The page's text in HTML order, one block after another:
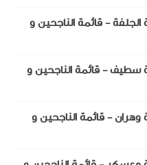
الاساتذة 2017 لولاية الجلفة - قائمة الناجحين و
الاساتذة 2017 لولاية سطيف - قائمة الناجحين و
الاساتذة 2017 لولاية وهران - قائمة الناجحين و